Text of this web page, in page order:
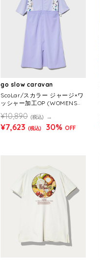
go slow caravan
ScoLar/スカラー ジャージ×ワ
ッシャー加工OP (WOMENS)
¥10,890 (税込)
¥7,623 (税込) 30% OFF